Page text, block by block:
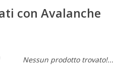
con Avalanche
Nessun prodotto trovato!...